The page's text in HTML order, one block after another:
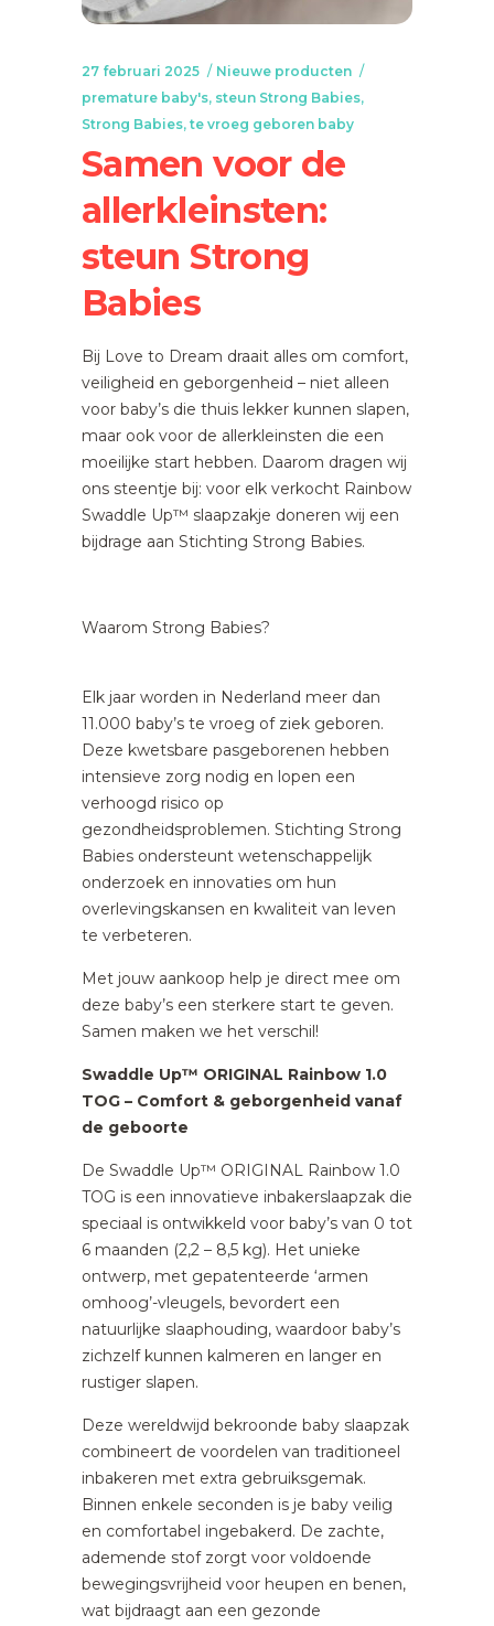
27 februari 2025
Nieuwe producten
premature baby's, steun Strong Babies,
Strong Babies, te vroeg geboren baby
Samen voor de
allerkleinsten:
steun Strong
Babies
Bij Love to Dream draait alles om comfort,
veiligheid en geborgenheid – niet alleen
voor baby’s die thuis lekker kunnen slapen,
maar ook voor de allerkleinsten die een
moeilijke start hebben. Daarom dragen wij
ons steentje bij: voor elk verkocht Rainbow
Swaddle Up™ slaapzakje doneren wij een
bijdrage aan Stichting Strong Babies.
Waarom Strong Babies?
Elk jaar worden in Nederland meer dan
11.000 baby’s te vroeg of ziek geboren.
Deze kwetsbare pasgeborenen hebben
intensieve zorg nodig en lopen een
verhoogd risico op
gezondheidsproblemen. Stichting Strong
Babies ondersteunt wetenschappelijk
onderzoek en innovaties om hun
overlevingskansen en kwaliteit van leven
te verbeteren.
Met jouw aankoop help je direct mee om
deze baby’s een sterkere start te geven.
Samen maken we het verschil!
Swaddle Up™ ORIGINAL Rainbow 1.0
TOG – Comfort & geborgenheid vanaf
de geboorte
De Swaddle Up™ ORIGINAL Rainbow 1.0
TOG is een innovatieve inbakerslaapzak die
speciaal is ontwikkeld voor baby’s van 0 tot
6 maanden (2,2 – 8,5 kg). Het unieke
ontwerp, met gepatenteerde ‘armen
omhoog’-vleugels, bevordert een
natuurlijke slaaphouding, waardoor baby’s
zichzelf kunnen kalmeren en langer en
rustiger slapen.
Deze wereldwijd bekroonde baby slaapzak
combineert de voordelen van traditioneel
inbakeren met extra gebruiksgemak.
Binnen enkele seconden is je baby veilig
en comfortabel ingebakerd. De zachte,
ademende stof zorgt voor voldoende
bewegingsvrijheid voor heupen en benen,
wat bijdraagt aan een gezonde